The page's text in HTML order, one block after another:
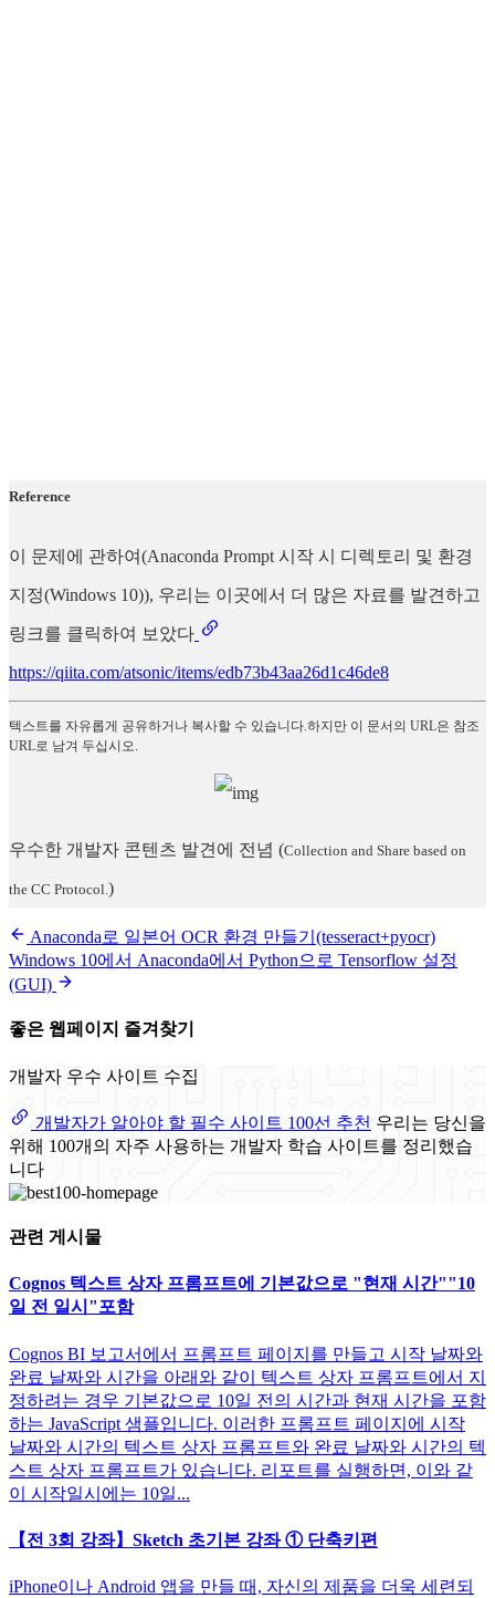
Reference
이 문제에 관하여(Anaconda Prompt 시작 시 디렉토리 및 환경
지정(Windows 10)), 우리는 이곳에서 더 많은 자료를 발견하고
링크를 클릭하여 보았다
https://qiita.com/atsonic/items/edb73b43aa26d1c46de8
텍스트를 자유롭게 공유하거나 복사할 수 있습니다.하지만 이 문서의 URL은 참조
URL로 남겨 두십시오.
우수한 개발자 콘텐츠 발견에 전념 (Collection and Share based on
the CC Protocol. )
Anaconda로 일본어 OCR 환경 만들기(tesseract+pyocr)
Windows 10에서 Anaconda에서 Python으로 Tensorflow 설정
(GUI)
좋은 웹페이지 즐겨찾기
개발자 우수 사이트 수집
개발자가 알아야 할 필수 사이트 100선 추천 우리는 당신을
위해 100개의 자주 사용하는 개발자 학습 사이트를 정리했습
니다
관련 게시물
Cognos 텍스트 상자 프롬프트에 기본값으로 "현재 시간""10
일 전 일시"포함
Cognos BI 보고서에서 프롬프트 페이지를 만들고 시작 날짜와
완료 날짜와 시간을 아래와 같이 텍스트 상자 프롬프트에서 지
정하려는 경우 기본값으로 10일 전의 시간과 현재 시간을 포함
하는 JavaScript 샘플입니다. 이러한 프롬프트 페이지에 시작
날짜와 시간의 텍스트 상자 프롬프트와 완료 날짜와 시간의 텍
스트 상자 프롬프트가 있습니다. 리포트를 실행하면, 이와 같
이 시작일시에는 10일...
【전 3회 강좌】Sketch 초기본 강좌 ① 단축키편
iPhone이나 Android 앱을 만들 때, 자신의 제품을 더욱 세련되